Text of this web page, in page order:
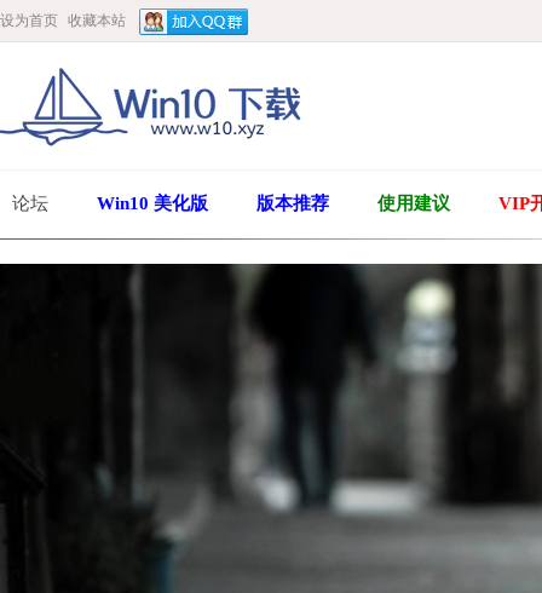
设为首页 收藏本站
论坛 Win10 美化版 版本推荐 使用建议 VIP